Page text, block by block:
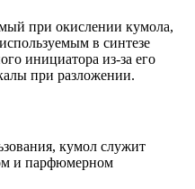
при окислении кумола,
в синтезе
инициатора из-за его
при разложении.
кумол служит
и парфюмерном